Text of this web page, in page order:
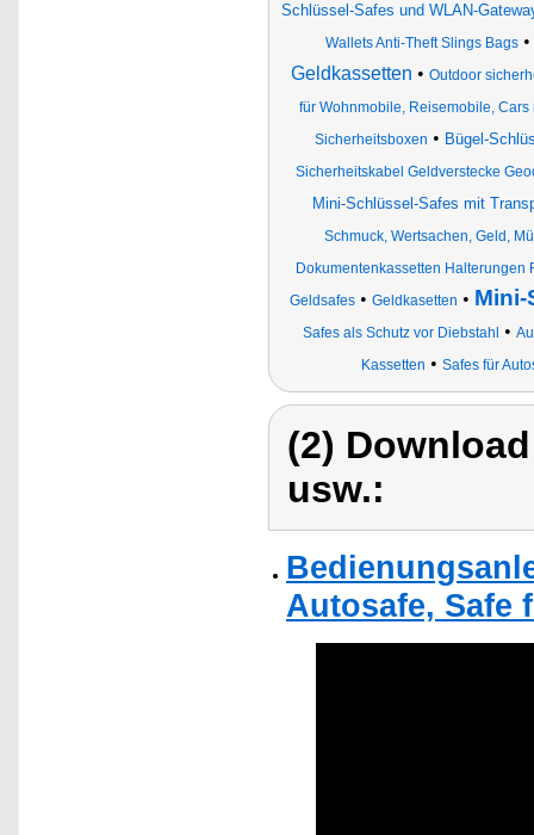
Schlüssel-Safes und WLAN-
Wallets Anti-Theft Slings Bags •
Geldkassetten • Outdoor
für Wohnmobile, Reisemobile,
Sicherheitsboxen • Bügel-
Sicherheitskabel Geldverstecke
Mini-Schlüssel-Safes mit
Schmuck, Wertsachen, Geld,
Dokumentenkassetten Halterungen
Geldsafes • Geldkasetten •
Safes als Schutz vor Diebstahl •
Kassetten • Safes für
(2)
usw.:
Autosafe, Safe